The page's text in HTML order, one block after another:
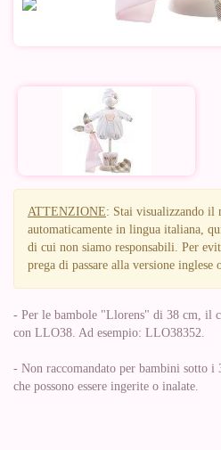
ATTENZIONE: Stai visualizzando il
automaticamente in lingua italiana,
di cui non siamo responsabili. Per
prega di passare alla versione inglese
- Per le bambole "Llorens" di 38 cm, il
con LLO38. Ad esempio: LLO38352.
- Non raccomandato per bambini sotto i
che possono essere ingerite o inalate.